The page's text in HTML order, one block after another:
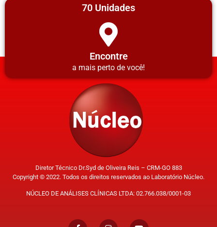
70 Unidades
Encontre
a mais perto de você!
Diretor Técnico Dr.Syd de Oliveira Reis – CRM-GO 883
Copyright © 2022. Todos os direitos reservados ao Laboratório Núcleo.
NÚCLEO DE ANÁLISES CLÍNICAS LTDA: 02.766.038/0001-03